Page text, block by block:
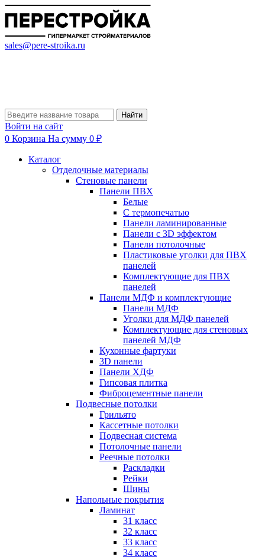
sales@pere-stroika.ru
Найти
Войти на сайт
0 Корзина На сумму 0 ₽
Каталог
Отделочные материалы
Стеновые панели
Панели ПВХ
Белые
С термопечатью
Панели ламинированные
Панели с 3D эффектом
Панели потолочные
Пластиковые уголки для ПВХ
панелей
Комплектующие для ПВХ
панелей
Панели МДФ и комплектующие
Панели МДФ
Уголки для МДФ панелей
Комплектующие для стеновых
панелей МДФ
Кухонные фартуки
3D панели
Панели ХДФ
Гипсовая плитка
Фиброцементные панели
Подвесные потолки
Грильято
Кассетные потолки
Подвесная система
Потолочные панели
Реечные потолки
Раскладки
Рейки
Шины
Напольные покрытия
Ламинат
31 класс
32 класс
33 класс
34 класс